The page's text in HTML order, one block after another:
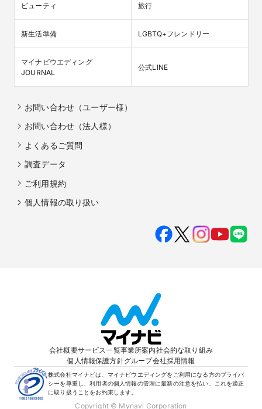
ビューティ 旅行
新生活準備 LGBTQ+フレンドリー
マイナビウエディング
JOURNAL
公式LINE
お問い合わせ（ユーザー様）
お問い合わせ（法人様）
よくあるご質問
調査データ
ご利用規約
個人情報の取り扱い
会社概要サービス一覧事業所案内社会的な取り組み
個人情報保護方針グループ会社採用情報
株式会社マイナビは、マイナビウエディングをご利用になる方のプライバ
シーを尊重し、利用者の個人情報の管理に最新の注意を払い、これを適正
に取り扱うことをお約束します。
Copyright © Mynavi Corporation